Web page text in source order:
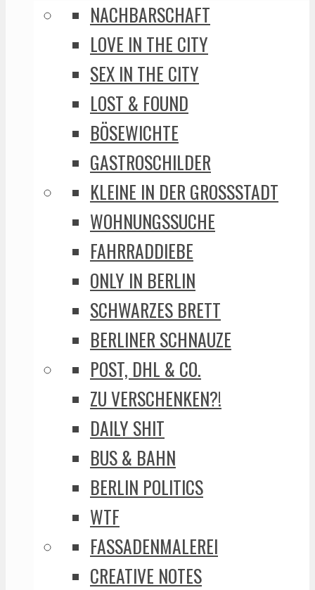
NACHBARSCHAFT
LOVE IN THE CITY
SEX IN THE CITY
LOST & FOUND
BÖSEWICHTE
GASTROSCHILDER
KLEINE IN DER GROSSSTADT
WOHNUNGSSUCHE
FAHRRADDIEBE
ONLY IN BERLIN
SCHWARZES BRETT
BERLINER SCHNAUZE
POST, DHL & CO.
ZU VERSCHENKEN?!
DAILY SHIT
BUS & BAHN
BERLIN POLITICS
WTF
FASSADENMALEREI
CREATIVE NOTES